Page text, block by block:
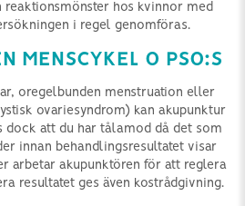
reaktionsmönster hos kvinnor med
i regel genomföras.
MENSCYKEL O PSO:S
oregelbunden menstruation eller
ovariesyndrom) kan akupunktur
dock att du har tålamod då det som
innan behandlingsresultatet visar
arbetar akupunktören för att reglera
resultatet ges även kostrådgivning.